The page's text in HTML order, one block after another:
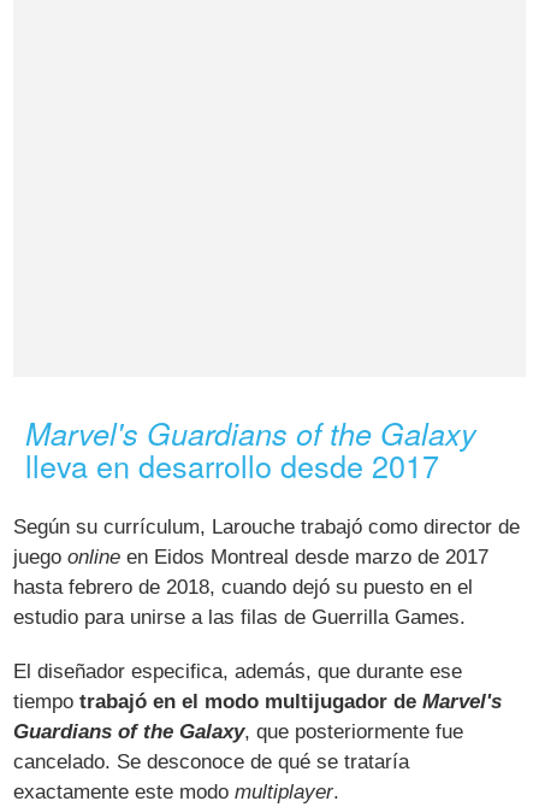
Marvel's Guardians of the Galaxy
lleva en desarrollo desde 2017
Según su currículum, Larouche trabajó como director de
juegoonline en Eidos Montreal desde marzo de 2017
hasta febrero de 2018, cuando dejó su puesto en el
estudio para unirse a las filas de Guerrilla Games.
El diseñador especifica, además, que durante ese
tiempotrabajó en el modo multijugador deMarvel's
Guardians of the Galaxy, que posteriormente fue
cancelado. Se desconoce de qué se trataría
exactamente este modomultiplayer.